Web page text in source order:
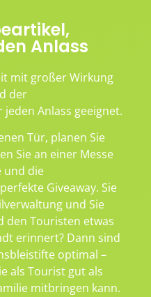
Anlass
mit großer Wirkung
der
Anlass geeignet.
Tür, planen Sie
Sie an einer Messe
und die
Giveaway. Sie
und Sie
den Touristen etwas
erinnert? Dann sind
optimal –
als Tourist gut als
mitbringen kann.